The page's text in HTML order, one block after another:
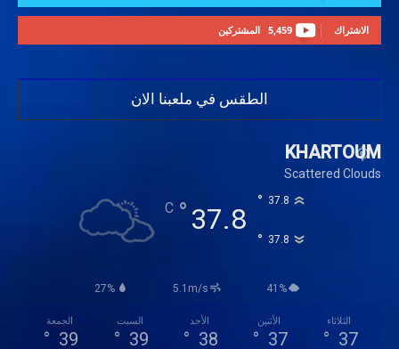
5,459 المشتركين الاشتراك
الطقس في ملعبنا الان
KHARTOUM
Scattered Clouds
37.8
°
C 37.8
°
37.8
°
27% 5.1m/s 41%
الجمعة
39
°
السبت
39
°
الأحد
38
°
الأثنين
37
°
الثلاثاء
37
°